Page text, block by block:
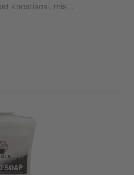
koostisosi, mis...